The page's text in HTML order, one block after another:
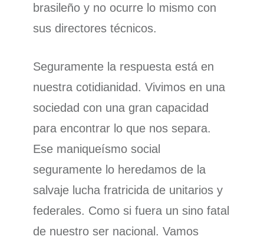
brasileño y no ocurre lo mismo con
sus directores técnicos.
Seguramente la respuesta está en
nuestra cotidianidad. Vivimos en una
sociedad con una gran capacidad
para encontrar lo que nos separa.
Ese maniqueísmo social
seguramente lo heredamos de la
salvaje lucha fratricida de unitarios y
federales. Como si fuera un sino fatal
de nuestro ser nacional. Vamos